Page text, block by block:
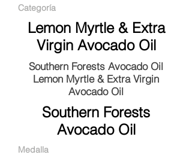
Categoría
Lemon Myrtle & Extra
Virgin Avocado Oil
Southern Forests Avocado Oil
Lemon Myrtle & Extra Virgin
Avocado Oil
Southern Forests
Avocado Oil
Medalla